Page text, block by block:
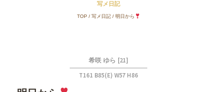
写メ日記
TOP / 写メ日記/ 明日から
希咲 ゆら [21]
T161 B85(E) W57 H86